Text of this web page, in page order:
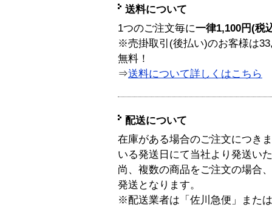
送料について
1つのご注文毎に一律1,100円(税
※売掛取引(後払い)のお客様は
無料！
⇒送料について詳しくはこちら
配送について
在庫がある場合のご注文につき
いる発送日にて当社より発送い
尚、複数の商品をご注文の場合
発送となります。
※配送業者は「佐川急便」また